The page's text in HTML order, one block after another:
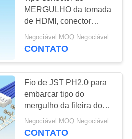
do
do
MERGULHO da tomada
de HDMI, conector
fêmea de HDMI no
gravador de vídeo de
Negociável MOQ:Negociável
CONTATO
Fio de JST PH2.0 para
embarcar tipo do
mergulho da fileira do
conector o único - 2 - 16
passo do Pin 2.0mm
Negociável MOQ:Negociável
CONTATO